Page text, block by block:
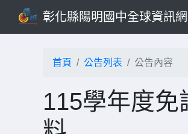
彰化縣陽明國中全球資訊網
首頁 公告列表 公告內容
115學年度